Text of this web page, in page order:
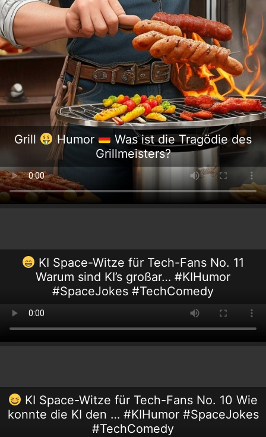
Grill Humor
Was ist die Tragödie des
Grillmeisters?
KI Space-Witze für Tech-Fans No. 11
Warum sind KI’s großar… #KIHumor
#SpaceJokes #TechComedy
KI Space-Witze für Tech-Fans No. 10 Wie
konnte die KI den … #KIHumor #SpaceJokes
#TechComedy